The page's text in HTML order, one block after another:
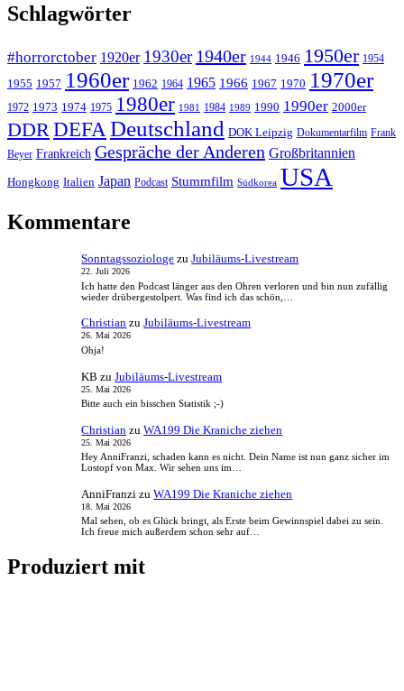
Massacre
Schlagwörter
#horrorctober 1920er 1930er 1940er 1944 1946 1950er 1954
1955 1957 1960er 1962 1964 1965 1966 1967 1970 1970er
1972 1973 1974 1975 1980er 1981 1984 1989 1990 1990er 2000er
DDR DEFA Deutschland DOK Leipzig Dokumentarfilm Frank
Beyer Frankreich Gespräche der Anderen Großbritannien
Hongkong Italien Japan Podcast Stummfilm Südkorea USA
Kommentare
Sonntagssoziologe zuJubiläums-Livestream
22. Juli 2026
Ich hatte den Podcast länger aus den Ohren verloren und bin nun zufällig
wieder drübergestolpert. Was find ich das schön,…
Christian zuJubiläums-Livestream
26. Mai 2026
Ohja!
KB zuJubiläums-Livestream
25. Mai 2026
Bitte auch ein bisschen Statistik ;-)
Christian zuWA199 Die Kraniche ziehen
25. Mai 2026
Hey AnniFranzi, schaden kann es nicht. Dein Name ist nun ganz sicher im
Lostopf von Max. Wir sehen uns im…
AnniFranzi zuWA199 Die Kraniche ziehen
18. Mai 2026
Mal sehen, ob es Glück bringt, als Erste beim Gewinnspiel dabei zu sein.
Ich freue mich außerdem schon sehr auf…
Produziert mit